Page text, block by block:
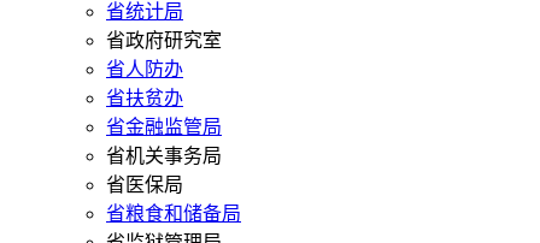
省统计局
省政府研究室
省人防办
省扶贫办
省金融监管局
省机关事务局
省医保局
省粮食和储备局